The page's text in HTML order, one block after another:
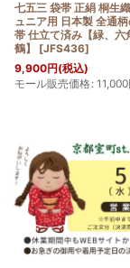
七五三 袋帯 正絹 桐生
ュニア用 日本製 全通
帯 仕立て済み【緑、六
鶴】
[JFS436]
9,900円(税込)
モール販売価格: 11,000